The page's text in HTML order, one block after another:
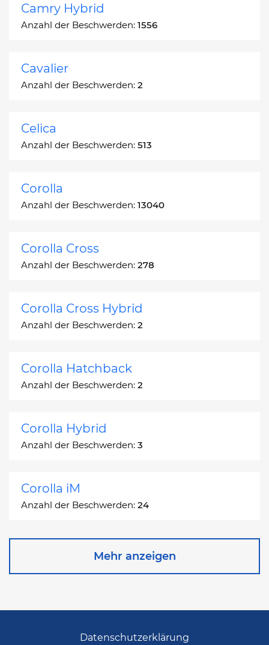
Camry Hybrid
Anzahl der Beschwerden: 1556
Cavalier
Anzahl der Beschwerden: 2
Celica
Anzahl der Beschwerden: 513
Corolla
Anzahl der Beschwerden: 13040
Corolla Cross
Anzahl der Beschwerden: 278
Corolla Cross Hybrid
Anzahl der Beschwerden: 2
Corolla Hatchback
Anzahl der Beschwerden: 2
Corolla Hybrid
Anzahl der Beschwerden: 3
Corolla iM
Anzahl der Beschwerden: 24
Corona Station Wagon
Mehr anzeigen
Datenschutzerklärung